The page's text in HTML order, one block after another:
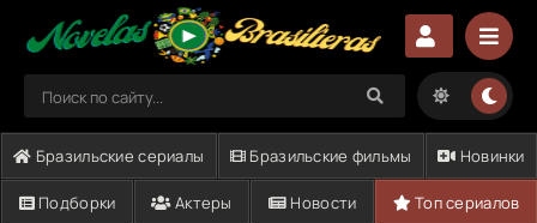
Бразильские сериалы Бразильские фильмы Новинки
Подборки Актеры Новости Топ сериалов